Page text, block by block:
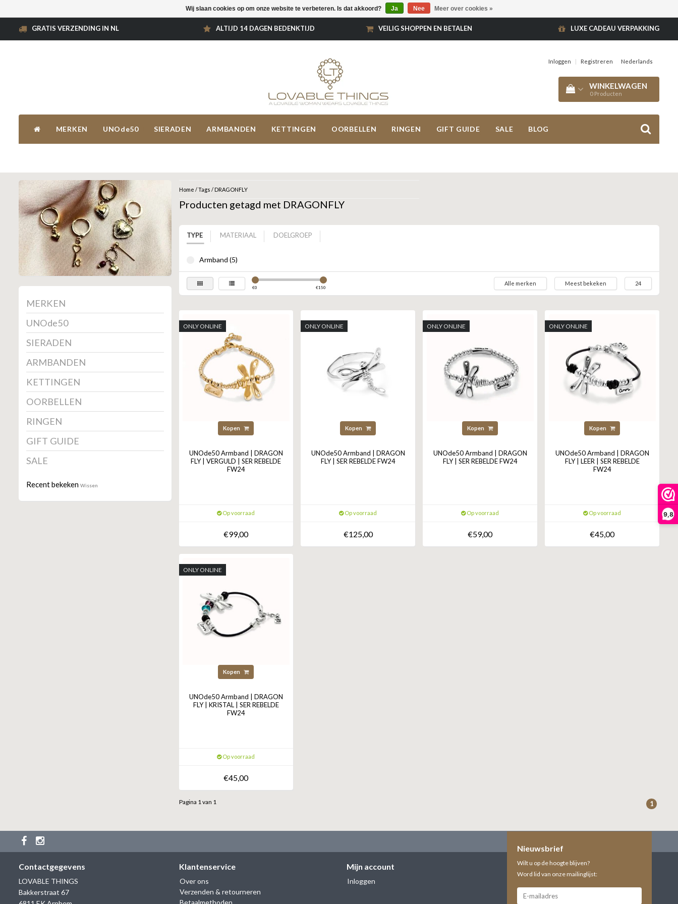
9,8
GRATIS VERZENDING IN NL ALTIJD 14 DAGEN BEDENKTIJD VEILIG SHOPPEN EN BETALEN LUXE CADEAU VERPAKKING
Inloggen | Registreren Nederlands
WINKELWAGEN
0 Producten
MERKEN UNOde50 SIERADEN ARMBANDEN KETTINGEN OORBELLEN RINGEN GIFT GUIDE SALE BLOG
MERKEN
UNOde50
SIERADEN
ARMBANDEN
KETTINGEN
OORBELLEN
RINGEN
GIFT GUIDE
SALE
Recent bekeken Wissen
Home /Tags / DRAGONFLY
Producten getagd met DRAGONFLY
TYPE MATERIAAL DOELGROEP
Armband (5)
€0 €150
Alle merken Meest bekeken 24
ONLY ONLINE
Kopen
UNOde50 Armband | DRAGON
FLY | VERGULD | SER REBELDE
FW24
Op voorraad
€99,00
ONLY ONLINE
Kopen
UNOde50 Armband | DRAGON
FLY | SER REBELDE FW24
Op voorraad
€125,00
ONLY ONLINE
Kopen
UNOde50 Armband | DRAGON
FLY | SER REBELDE FW24
Op voorraad
€59,00
ONLY ONLINE
Kopen
UNOde50 Armband | DRAGON
FLY | LEER | SER REBELDE
FW24
Op voorraad
€45,00
ONLY ONLINE
Kopen
UNOde50 Armband | DRAGON
FLY | KRISTAL | SER REBELDE
FW24
Op voorraad
€45,00
Pagina 1 van 1 1
Contactgegevens
LOVABLE THINGS
Bakkerstraat 67
Klantenservice
Over ons
Verzenden & retourneren
Mijn account
Inloggen
Nieuwsbrief
Wilt u op de hoogte blijven?
Word lid van onze mailinglijst:
Wij slaan cookies op om onze website te verbeteren. Is dat akkoord? Ja Nee Meer over cookies »